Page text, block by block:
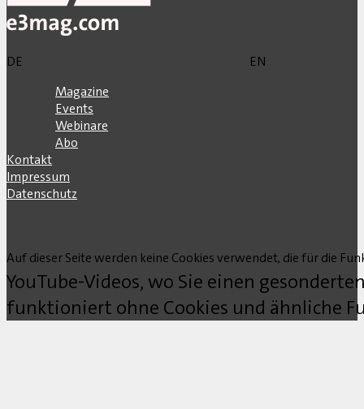
DE
EN
Magazine
Events
Webinare
Abo
Kontakt
Impressum
Datenschutz
Auf dieser Seite werden keine Cookies verwendet, die für die
YouTube-Videos, wo Sie einen
funktioniert ohne Cookies und ähnliche